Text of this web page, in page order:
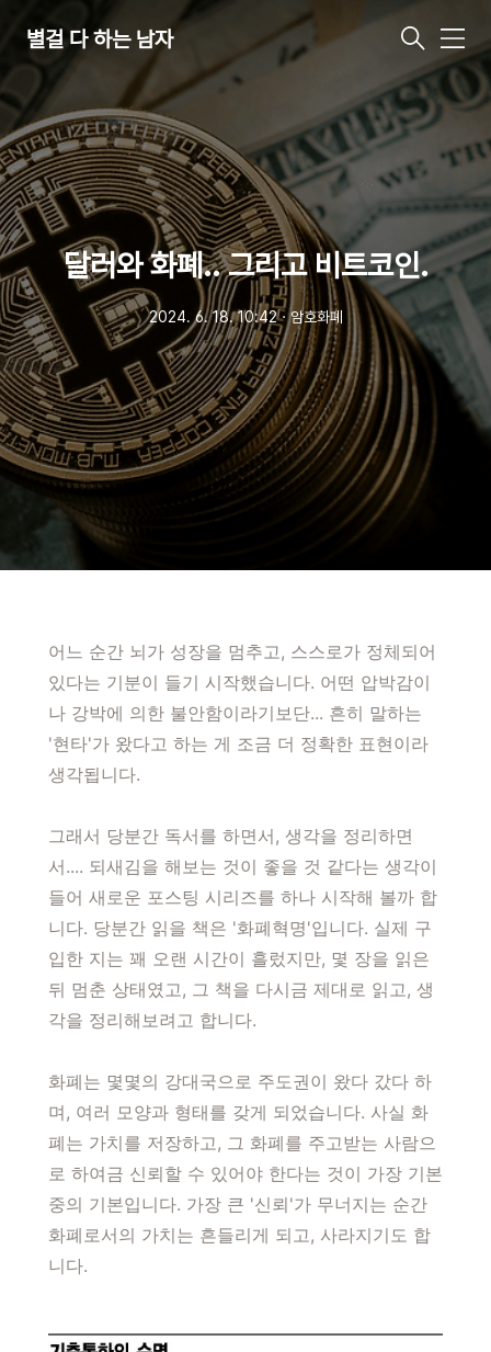
별걸 다 하는 남자
메
뉴
달러와 화폐.. 그리고 비트코인.
2024. 6. 18. 10:42ㆍ암호화폐
어느 순간 뇌가 성장을 멈추고, 스스로가 정체되어
있다는 기분이 들기 시작했습니다. 어떤 압박감이
나 강박에 의한 불안함이라기보단... 흔히 말하는
'현타'가 왔다고 하는 게 조금 더 정확한 표현이라
생각됩니다.
그래서 당분간 독서를 하면서, 생각을 정리하면
서.... 되새김을 해보는 것이 좋을 것 같다는 생각이
들어 새로운 포스팅 시리즈를 하나 시작해 볼까 합
니다. 당분간 읽을 책은 '화폐혁명'입니다. 실제 구
입한 지는 꽤 오랜 시간이 흘렀지만, 몇 장을 읽은
뒤 멈춘 상태였고, 그 책을 다시금 제대로 읽고, 생
각을 정리해보려고 합니다.
화폐는 몇몇의 강대국으로 주도권이 왔다 갔다 하
며, 여러 모양과 형태를 갖게 되었습니다. 사실 화
폐는 가치를 저장하고, 그 화폐를 주고받는 사람으
로 하여금 신뢰할 수 있어야 한다는 것이 가장 기본
중의 기본입니다. 가장 큰 '신뢰'가 무너지는 순간
화폐로서의 가치는 흔들리게 되고, 사라지기도 합
니다.